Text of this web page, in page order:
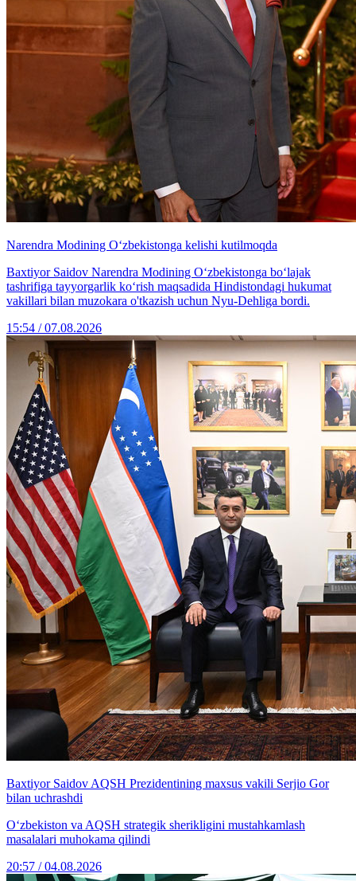
Narendra Modining O‘zbekistonga kelishi kutilmoqda
Baxtiyor Saidov Narendra Modining O‘zbekistonga bo‘lajak
tashrifiga tayyorgarlik ko‘rish maqsadida Hindistondagi hukumat
vakillari bilan muzokara o'tkazish uchun Nyu-Dehliga bordi.
15:54 / 07.08.2026
Baxtiyor Saidov AQSH Prezidentining maxsus vakili Serjio Gor
bilan uchrashdi
O‘zbekiston va AQSH strategik sherikligini mustahkamlash
masalalari muhokama qilindi
20:57 / 04.08.2026